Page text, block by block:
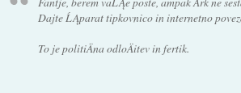
Dajte ĹĄparat tipkovnico in internetno
To je politiÄna odloÄitev in fertik.